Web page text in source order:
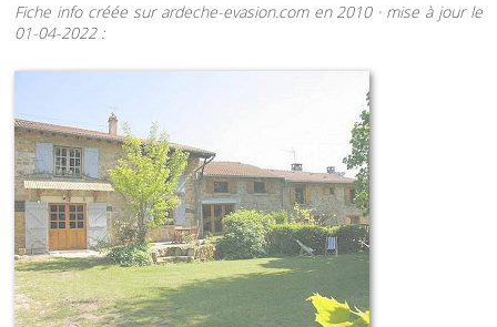
Fiche info créée sur ardeche-evasion.com en 2010 · mise à jour le
01-04-2022 :